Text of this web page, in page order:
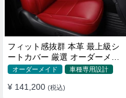
フィット感抜群 本革 最上級シ
ートカバー 厳選 オーダーメイ
ド 防水 雰囲気 全席セット
オーダーメイド 車種専用設計
¥ 141,200 (税込)